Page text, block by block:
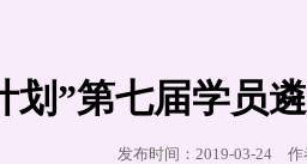
划”第七届学员
发布时间：2019-03-24